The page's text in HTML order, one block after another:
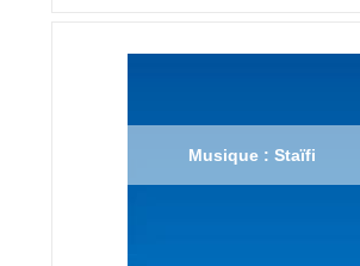
Musique : Staïfi